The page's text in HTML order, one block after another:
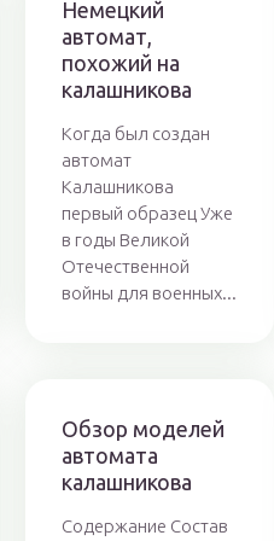
Немецкий
автомат,
похожий на
калашникова
Когда был создан
автомат
Калашникова
первый образец Уже
в годы Великой
Отечественной
войны для военных...
Обзор моделей
автомата
калашникова
Содержание Состав